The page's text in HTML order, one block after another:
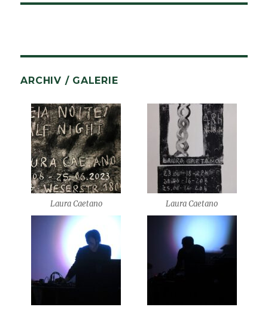
ARCHIV / GALERIE
Laura Caetano Laura Caetano